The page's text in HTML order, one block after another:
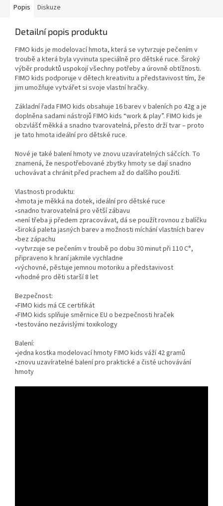
Popis Diskuze
Detailní popis produktu
FIMO kids je modelovací hmota, která se vytvrzuje pečením v
troubě a která byla vyvinuta speciálně pro dětské ruce. Široký
výběr produktů uspokojí všechny potřeby a úrovně obtížnosti.
FIMO kids podporuje v dětech kreativitu a představivost tím, že
jim umožňuje vytvářet si svoje vlastní hračky.
Základní řada FIMO kids obsahuje 16 barev v baleních po 42g a je
doplněna sadami nástrojů FIMO kids “work & play”. FIMO kids je
obzvlášť měkká a snadno tvarovatelná, přesto drží tvar – proto
je tato hmota ideální pro dětské ruce.
Nové je také balení hmoty ve znovu uzavíratelných sáčcích. To
znamená, že nespotřebované zbytky hmoty se dají snadno
uchovávat a chránit před prachem až do dalšího použití.
Vlastnosti produktu:
•hmota je měkká na dotek, ideální pro dětské ruce
•snadno tvarovatelná pro větší zábavu
•není třeba ji předem zpracovávat, dá se použít rovnou z balíčku
•široká paleta jasných barev a možnosti míchání vlastních barev
•bez zápachu
•vytvrzuje se pečením v troubě po dobu 30 minut při 110 C°,
připraveno k hraní jakmile vychladne
•výchovné, pěstuje jemnou motoriku a představivost
•vhodné pro děti starší 8 let
Bezpečnost:
•FIMO kids má CE certifikát
•FIMO kids splňuje směrnice EU o bezpečnosti hraček
•testováno nezávislými toxikology
Balení:
•jedna kostka modelovací hmoty FIMO kids váží 42 gramů
•znovu uzavíratelné balení pro praktické a čisté uchovávání
hmoty